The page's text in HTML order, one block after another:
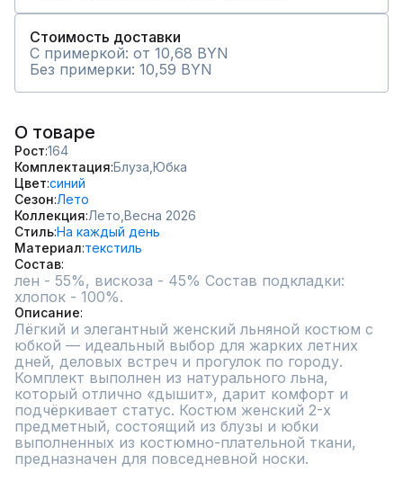
Стоимость доставки
С примеркой: от 10,68 BYN
Без примерки: 10,59 BYN
О товаре
Рост 164
Комплектация Блуза, Юбка
Цвет синий
Сезон Лето
Коллекция Лето, Весна 2026
СтильНа каждый день
Материал текстиль
Состав
лен - 55%, вискоза - 45% Состав подкладки:
хлопок - 100%.
Описание
Лёгкий и элегантный женский льняной костюм с
юбкой — идеальный выбор для жарких летних
дней, деловых встреч и прогулок по городу.
Комплект выполнен из натурального льна,
который отлично «дышит», дарит комфорт и
подчёркивает статус. Костюм женский 2-х
предметный, состоящий из блузы и юбки
выполненных из костюмно-плательной ткани,
предназначен для повседневной носки.